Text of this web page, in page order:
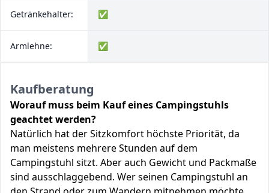
Getränkehalter: ✅
Armlehne: ✅
Kaufberatung
Worauf muss beim Kauf eines Campingstuhls
geachtet werden?
Natürlich hat der Sitzkomfort höchste Priorität, da
man meistens mehrere Stunden auf dem
Campingstuhl sitzt. Aber auch Gewicht und Packmaße
sind ausschlaggebend. Wer seinen Campingstuhl an